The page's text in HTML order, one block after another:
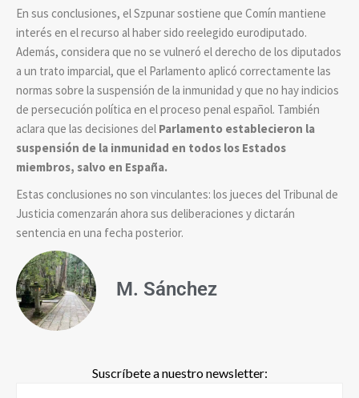
En sus conclusiones, el Szpunar sostiene que Comín mantiene
interés en el recurso al haber sido reelegido eurodiputado.
Además, considera que no se vulneró el derecho de los diputados
a un trato imparcial, que el Parlamento aplicó correctamente las
normas sobre la suspensión de la inmunidad y que no hay indicios
de persecución política en el proceso penal español. También
aclara que las decisiones del Parlamento establecieron la
suspensión de la inmunidad en todos los Estados
miembros, salvo en España.
Estas conclusiones no son vinculantes: los jueces del Tribunal de
Justicia comenzarán ahora sus deliberaciones y dictarán
sentencia en una fecha posterior.
M. Sánchez
Suscríbete a nuestro newsletter: